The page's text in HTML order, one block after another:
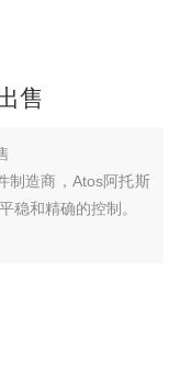
售
造商，Atos阿托斯
稳和精确的控制。